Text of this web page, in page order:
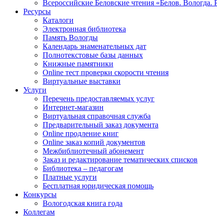
Всероссийские Беловские чтения «Белов. Вологда.
Ресурсы
Каталоги
Электронная библиотека
Память Вологды
Календарь знаменательных дат
Полнотекстовые базы данных
Книжные памятники
Online тест проверки скорости чтения
Виртуальные выставки
Услуги
Перечень предоставляемых услуг
Интернет-магазин
Виртуальная справочная служба
Предварительный заказ документа
Online продление книг
Online заказ копий документов
Межбиблиотечный абонемент
Заказ и редактирование тематических списков
Библиотека – педагогам
Платные услуги
Бесплатная юридическая помощь
Конкурсы
Вологодская книга года
Коллегам